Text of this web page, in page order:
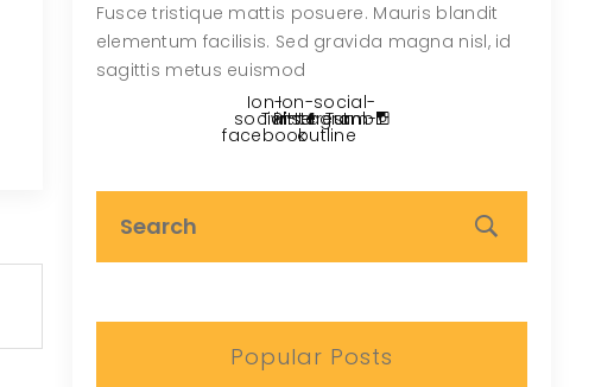
Fusce tristique mattis posuere. Mauris blandit
elementum facilisis. Sed gravida magna nisl, id
sagittis metus euismod
Ion-
social-
facebook
Twitter
Pinterest
Ion-social-
instagram-
outline
Tumblr
Popular Posts